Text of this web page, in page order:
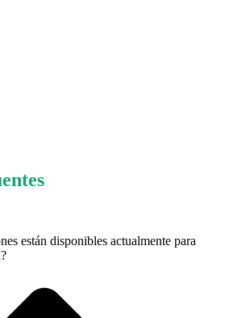
están disponibles actualmente para